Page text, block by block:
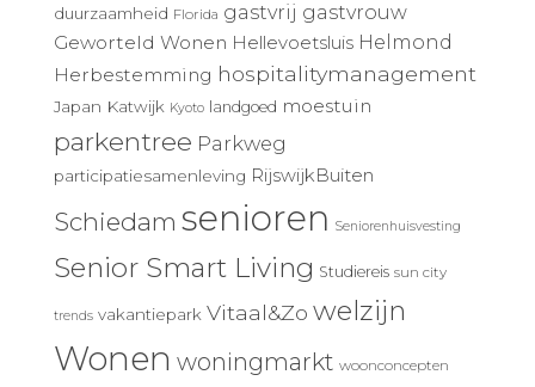
duurzaamheid Florida gastvrij gastvrouw
Geworteld Wonen Hellevoetsluis Helmond
Herbestemming hospitalitymanagement
Japan Katwijk Kyoto landgoed moestuin
parkentree Parkweg
participatiesamenleving RijswijkBuiten
Schiedam senioren Seniorenhuisvesting
Senior Smart Living Studiereis sun city
trends vakantiepark Vitaal&Zo welzijn
Wonen woningmarkt woonconcepten